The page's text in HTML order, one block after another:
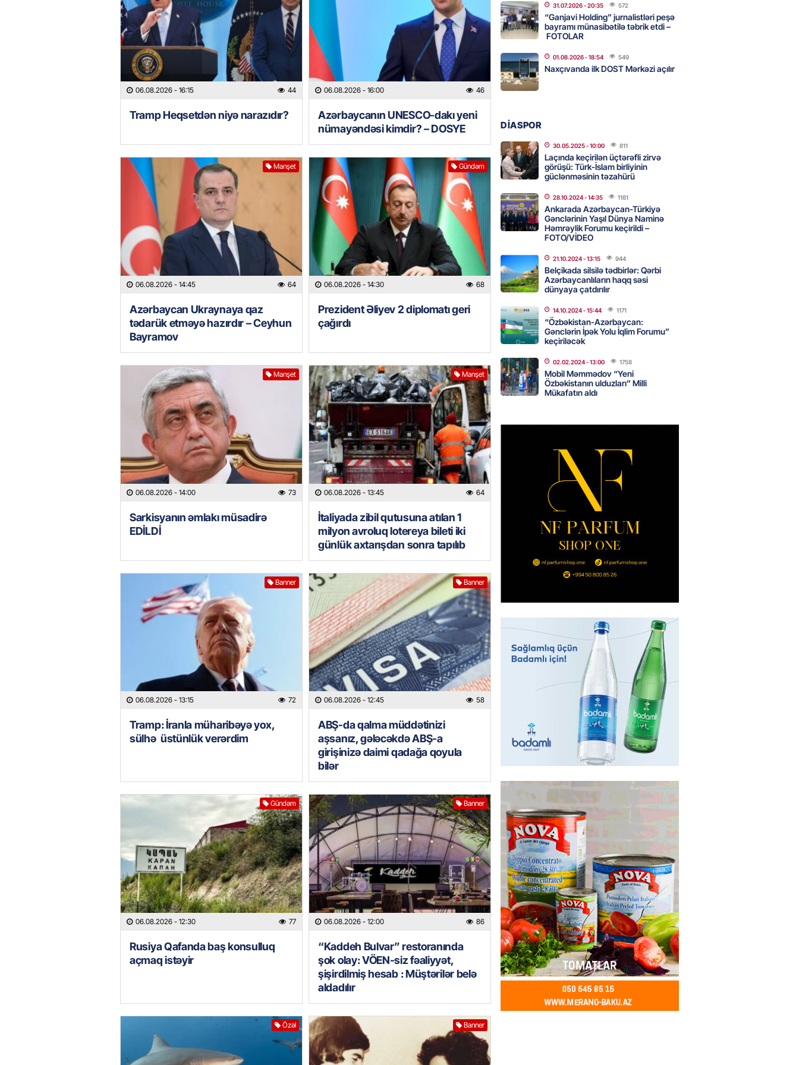
06.08.2026 - 16:15 44
Tramp Heqsetdən niyə narazıdır?
06.08.2026 - 16:00 46
Azərbaycanın UNESCO-dakı yeni
nümayəndəsi kimdir? – DOSYE
Manşet
06.08.2026 - 14:45 64
Azərbaycan Ukraynaya qaz
tədarük etməyə hazırdır – Ceyhun
Bayramov
Gündəm
06.08.2026 - 14:30 68
Prezident Əliyev 2 diplomatı geri
çağırdı
Manşet
06.08.2026 - 14:00 73
Sarkisyanın əmlakı müsadirə
EDİLDİ
Manşet
06.08.2026 - 13:45 64
İtaliyada zibil qutusuna atılan 1
milyon avroluq lotereya bileti iki
günlük axtarışdan sonra tapılıb
Banner
06.08.2026 - 13:15 72
Tramp: İranla müharibəyə yox,
sülhə üstünlük verərdim
Banner
06.08.2026 - 12:45 58
ABŞ-da qalma müddətinizi
aşsanız, gələcəkdə ABŞ-a
girişinizə daimi qadağa qoyula
bilər
Gündəm
06.08.2026 - 12:30 77
Rusiya Qafanda baş konsulluq
açmaq istəyir
Banner
06.08.2026 - 12:00 86
“Kaddeh Bulvar” restoranında
şok olay: VÖEN-siz fəaliyyət,
şişirdilmiş hesab : Müştərilər belə
aldadılır
Özəl Banner
06.08.2026- 14:45
GÜNDƏM
06.08.2026 - 14:30 68
GÜNDƏM
imiş
MANŞET
Sarkisyanın əmlakı müsadirə EDİLDİ
06.08.2026- 14:00
MANŞET
İtaliyada zibil qutusuna atılan 1 milyon
avroluq lotereya bileti iki günlük
axtarışdan sonra tapılıb
06.08.2026- 13:45
HADISƏ
Tərtərdə FACİƏ – Ər-arvad yanaraq
ÖLDÜ
06.08.2026- 13:30
BANNER
Azərbaycan üzərindən Ermənistana
Rusiya buğdası gedib
- 13:00
ABŞ-da qalma müddətinizi aşsanız,
gələcəkdə ABŞ-a girişinizə daimi
qadağa qoyula bilər
GÜNDƏM
Rusiya Qafanda baş konsulluq açmaq
istəyir
- 12:30 77
Hamımız niyə davamlı olaraq yorğunuq
– Səbəbini biləndə ŞOKA
DÜŞƏCƏKSİNİZ
06.08.2026 72
BANNER
“Kaddeh Bulvar” restoranında şok olay:
VÖEN-siz fəaliyyət, şişirdilmiş hesab :
Müştərilər belə aldadılır
06.08.2026- 12:00 86
ÖZƏL
Köpəkbalıqları qohumlarını tanıyır və
onlarla vaxt keçirməyi sevirlər-
ALİMLƏR HEYRƏT İÇİNDƏ
06.08.2026- 11:45 84
GÜNDƏM
Ceyhun Bayramovun Ukraynaya rəsmi
səfəri başlayıb
31.07.2026- 20:35 572
“Ganjavi Holding” jurnalistləri peşə
bayramı münasibətilə təbrik etdi –
FOTOLAR
01.08.2026- 18:54 549
Naxçıvanda ilk DOST Mərkəzi açılır
DİASPOR
30.05.2025- 10:00 811
Laçında keçirilən üçtərəfli zirvə
görüşü: Türk-İslam birliyinin
güclənməsinin təzahürü
28.10.2024- 14:35 1181
Ankarada Azərbaycan-Türkiyə
Gənclərinin Yaşıl Dünya Naminə
Həmrəylik Forumu keçirildi –
FOTO/VİDEO
21.10.2024- 13:15 944
Belçikada silsilə tədbirlər: Qərbi
Azərbaycanlıların haqq səsi
dünyaya çatdırılır
14.10.2024- 15:44 1171
“Özbəkistan-Azərbaycan:
Gənclərin İpək Yolu İqlim Forumu”
keçiriləcək
02.02.2024- 13:00 1758
Mobil Məmmədov “Yeni
Özbəkistanın ulduzları” Milli
Mükafatın aldı